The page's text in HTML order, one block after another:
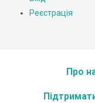
Реєстрація
Про